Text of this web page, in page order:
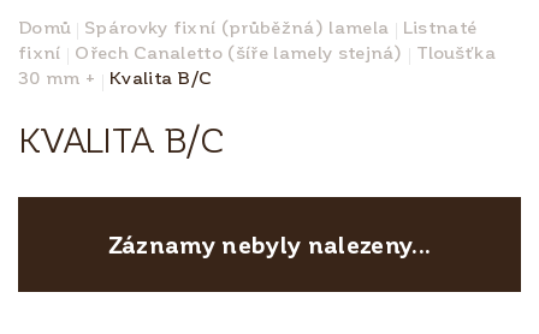
Domů Spárovky fixní (průběžná) lamela
Listnaté
fixní
Ořech Canaletto (šíře lamely stejná)
Tloušťka
30 mm +
Kvalita B/C
KVALITA B/C
Záznamy nebyly nalezeny...